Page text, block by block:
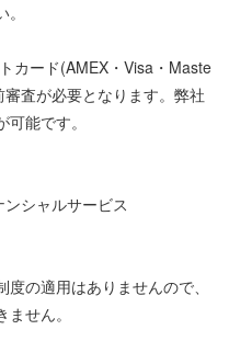
カード(AMEX・Visa・Maste
査が必要となります。弊社
能です。
シャルサービス
の適用はありませんので、
せん。